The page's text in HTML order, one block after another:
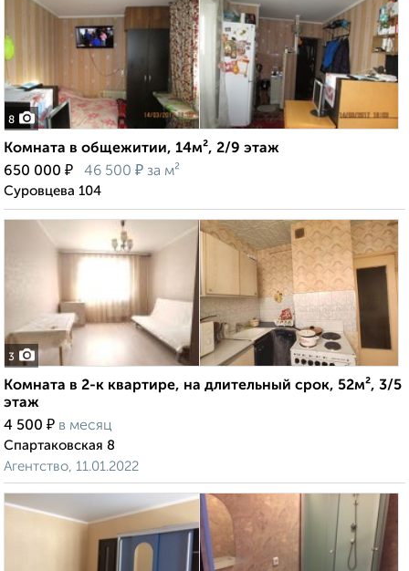
8
Комната в общежитии, 14м², 2/9 этаж
650 000 ₽ 46 500 ₽ за м²
Суровцева 104
3
Комната в 2-к квартире, на длительный срок, 52м², 3/5
этаж
4 500 ₽ в месяц
Спартаковская 8
Агентство, 11.01.2022